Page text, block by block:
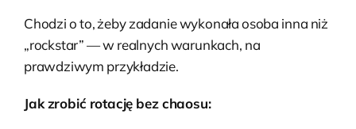
Chodzi o to, żeby zadanie wykonała osoba inna niż
„rockstar” — w realnych warunkach, na
prawdziwym przykładzie.
Jak zrobić rotację bez chaosu: